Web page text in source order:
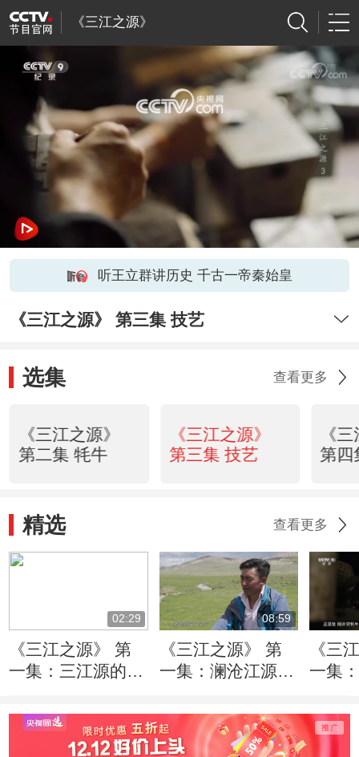
《三江之源》
网络开小差了，请稍后再试
听王立群讲历史 千古一帝秦始皇
《三江之源》 第三集 技艺
选集 查看更多
《三江之源》
第二集 牦牛
《三江之源》
第三集 技艺
《
第四
精选 查看更多
02:29
《三江之源》 第
一集：三江源的冰
河、澜沧江的总水
量中的占比
08:59
《三江之源》 第
一集：澜沧江源头
《三
一集